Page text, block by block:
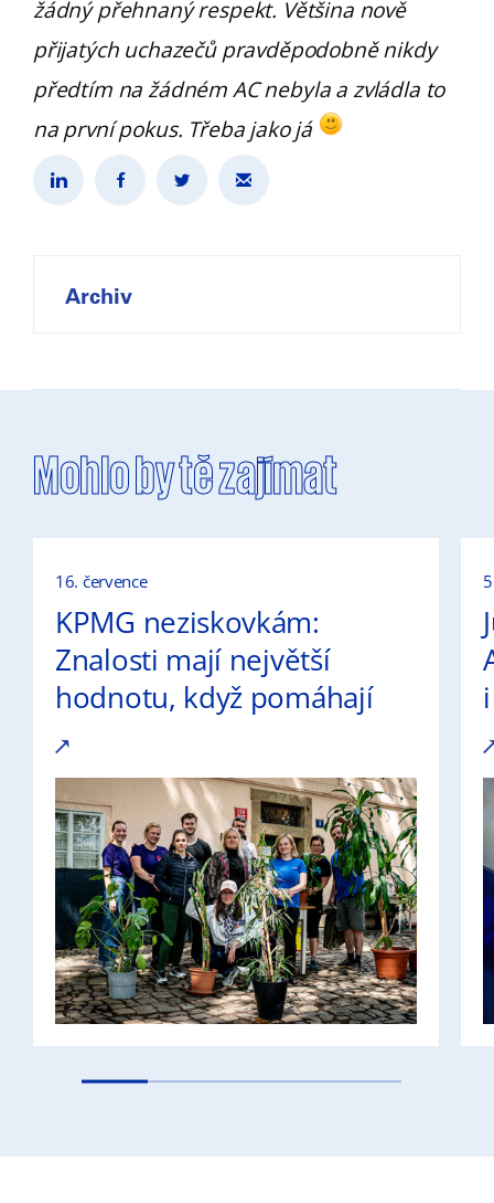
žádný přehnaný respekt. Většina nově
přijatých uchazečů pravděpodobně nikdy
předtím na žádném AC nebyla a zvládla to
na první pokus. Třeba jako já
Archiv
Mohlo by tě zajímat
16. července
KPMG neziskovkám:
Znalosti mají největší
hodnotu, když pomáhají